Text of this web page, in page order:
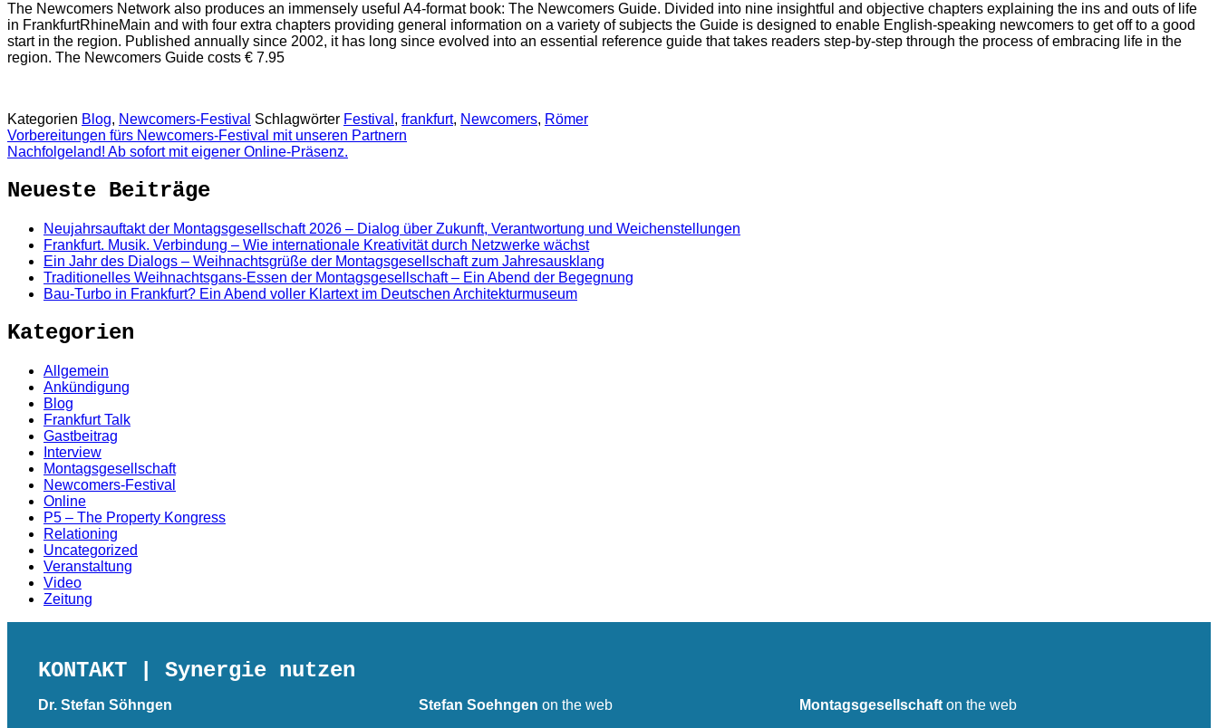
The Newcomers Network also produces an immensely useful A4-format book: The Newcomers Guide. Divided into nine insightful and objective chapters explaining the ins and outs of life
in FrankfurtRhineMain and with four extra chapters providing general information on a variety of subjects the Guide is designed to enable English-speaking newcomers to get off to a good
start in the region. Published annually since 2002, it has long since evolved into an essential reference guide that takes readers step-by-step through the process of embracing life in the
region. The Newcomers Guide costs € 7.95
Kategorien Blog, Newcomers-Festival Schlagwörter Festival , frankfurt, Newcomers, Römer
Vorbereitungen fürs Newcomers-Festival mit unseren Partnern
Nachfolgeland! Ab sofort mit eigener Online-Präsenz.
Neueste Beiträge
Neujahrsauftakt der Montagsgesellschaft 2026 – Dialog über Zukunft, Verantwortung und Weichenstellungen
Frankfurt. Musik. Verbindung – Wie internationale Kreativität durch Netzwerke wächst
Ein Jahr des Dialogs – Weihnachtsgrüße der Montagsgesellschaft zum Jahresausklang
Traditionelles Weihnachtsgans-Essen der Montagsgesellschaft – Ein Abend der Begegnung
Bau-Turbo in Frankfurt? Ein Abend voller Klartext im Deutschen Architekturmuseum
Kategorien
Allgemein
Ankündigung
Blog
Frankfurt Talk
Gastbeitrag
Interview
Montagsgesellschaft
Newcomers-Festival
Online
P5 – The Property Kongress
Relationing
Uncategorized
Veranstaltung
Video
Zeitung
KONTAKT | Synergie nutzen
Dr. Stefan Söhngen
Stefan Soehngen on the web Montagsgesellschafton the web